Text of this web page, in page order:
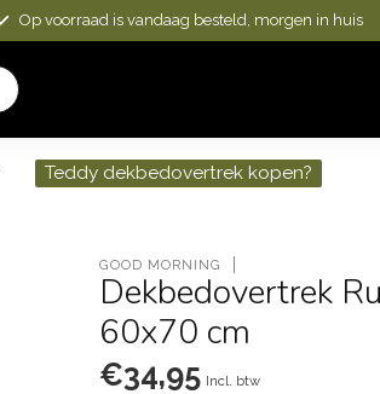
Op voorraad is vandaag besteld, morgen in huis
Teddy dekbedovertrek kopen?
GOOD MORNING
Dekbedovertrek
60x70 cm
€34,95 Incl. btw